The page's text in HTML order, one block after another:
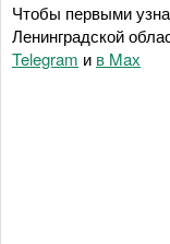
Чтобы первыми
Ленинградской
Telegram и в Maх